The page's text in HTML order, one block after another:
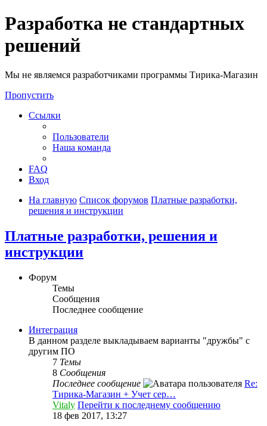
Разработка не стандартных
решений
Мы не являемся разработчиками программы Тирика-Магазин
Пропустить
Ссылки
Пользователи
Наша команда
FAQ
Вход
На главную Список форумов Платные разработки,
решения и инструкции
Платные разработки, решения и
инструкции
Форум
Темы
Сообщения
Последнее сообщение
Интеграция
В данном разделе выкладываем варианты "дружбы" с
другим ПО
7 Темы
8 Сообщения
Последнее сообщение
Re:
Тирика-Магазин + Учет сер…
Vitaly Перейти к последнему сообщению
18 фев 2017, 13:27